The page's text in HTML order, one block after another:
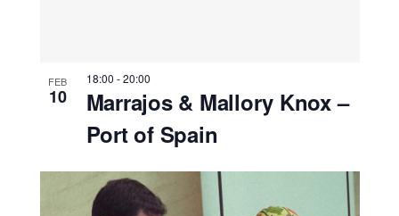
FEB
10
18:00 -20:00
Marrajos & Mallory Knox –
Port of Spain